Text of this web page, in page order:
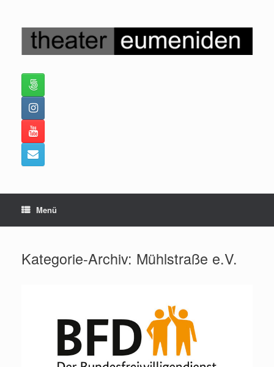
springen
Menü
Kategorie-Archiv: Mühlstraße e.V.